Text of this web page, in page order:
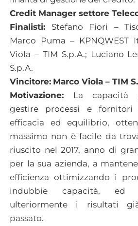
Credit Manager settore
Finalisti: Stefano Fiori –
Marco Puma – KPNQWEST
Viola – TIM S.p.A.; Luciano
S.p.A.
Vincitore: Marco Viola – TIM
Motivazione: La capacità
gestire processi e
efficacia ed equilibrio,
massimo non è facile da
riuscito nel 2017, anno di
per la sua azienda, a
efficienza ottimizzando i
indubbie capacità, ed
ulteriormente i risultati
passato.